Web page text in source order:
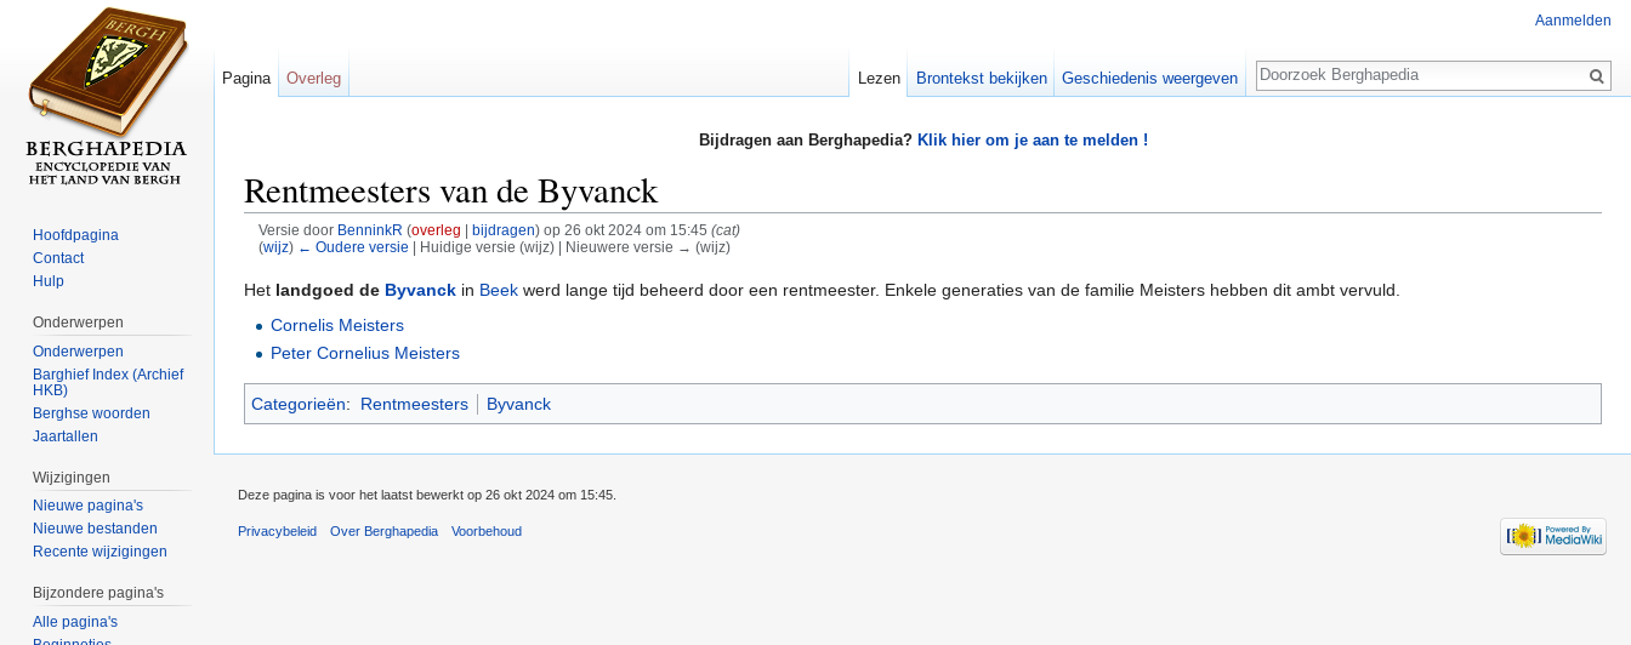
Bijdragen aan Berghapedia? Klik hier om je aan te melden !
Rentmeesters van de Byvanck
Versie door BenninkR (overleg bijdragen)op 26 okt 2024 om 15:45 (cat)
(wijz) ← Oudere versie | Huidige versie (wijz) | Nieuwere versie → (wijz)
Het landgoed de Byvanck in Beek werd lange tijd beheerd door een rentmeester. Enkele generaties van de familie Meisters hebben dit ambt vervuld.
Cornelis Meisters
Peter Cornelius Meisters
Categorieën: Rentmeesters Byvanck
Aanmelden
Pagina Overleg Lezen Brontekst bekijken Geschiedenis weergeven
Zoeken
Hoofdpagina
Contact
Hulp
Onderwerpen
Onderwerpen
Barghief Index (Archief
HKB)
Berghse woorden
Jaartallen
Wijzigingen
Nieuwe pagina's
Nieuwe bestanden
Recente wijzigingen
Bijzondere pagina's
Alle pagina's
Deze pagina is voor het laatst bewerkt op 26 okt 2024 om 15:45.
Privacybeleid Over Berghapedia Voorbehoud